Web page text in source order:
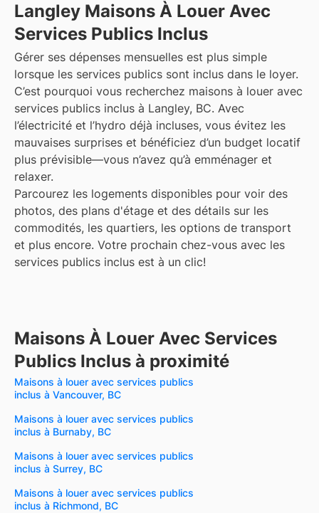
Langley Maisons À Louer Avec
Services Publics Inclus
Gérer ses dépenses mensuelles est plus simple
lorsque les services publics sont inclus dans le loyer.
C’est pourquoi vous recherchez maisons à louer avec
services publics inclus à Langley, BC. Avec
l’électricité et l’hydro déjà incluses, vous évitez les
mauvaises surprises et bénéficiez d’un budget locatif
plus prévisible—vous n’avez qu’à emménager et
relaxer.
Parcourez les logements disponibles pour voir des
photos, des plans d'étage et des détails sur les
commodités, les quartiers, les options de transport
et plus encore. Votre prochain chez-vous avec les
services publics inclus est à un clic!
Maisons À Louer Avec Services
Publics Inclus à proximité
Maisons à louer avec services publics
inclus à Vancouver, BC
Maisons à louer avec services publics
inclus à Burnaby, BC
Maisons à louer avec services publics
inclus à Surrey, BC
Maisons à louer avec services publics
inclus à Richmond, BC